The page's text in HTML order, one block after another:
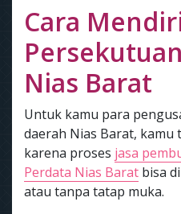
Cara
Nias Barat
Untuk kamu para
daerah Nias Barat,
karena proses jasa
Perdata Nias Barat bisa
atau tanpa tatap muka.